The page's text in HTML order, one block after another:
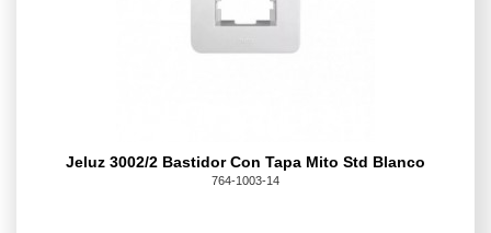
Jeluz 3002/2 Bastidor Con Tapa Mito Std Blanco
764-1003-14